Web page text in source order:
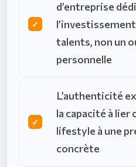
d’entreprise
talents, non un
personnelle
L’authenticité
la capacité à lier
lifestyle à une
concrète